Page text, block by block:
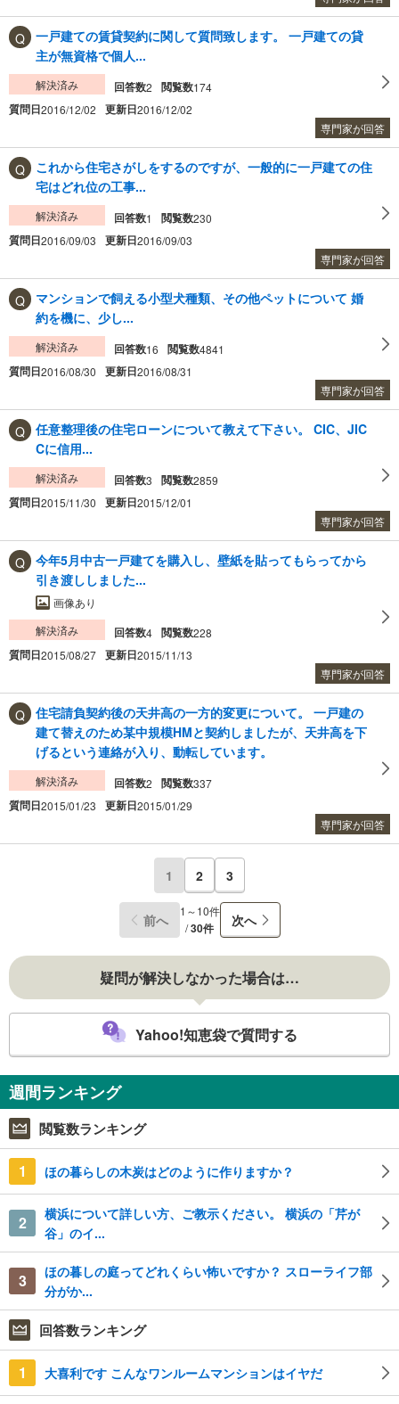
一戸建ての賃貸契約に関して質問致します。 一戸建ての貸
主が無資格で個人...
解決済み 回答数2 閲覧数174
質問日2016/12/02 更新日2016/12/02
専門家が回答
これから住宅さがしをするのですが、一般的に一戸建ての住
宅はどれ位の工事...
解決済み 回答数1 閲覧数230
質問日2016/09/03 更新日2016/09/03
専門家が回答
マンションで飼える小型犬種類、その他ペットについて 婚
約を機に、少し...
解決済み 回答数16 閲覧数4841
質問日2016/08/30 更新日2016/08/31
専門家が回答
任意整理後の住宅ローンについて教えて下さい。 CIC、JIC
Cに信用...
解決済み 回答数3 閲覧数2859
質問日2015/11/30 更新日2015/12/01
専門家が回答
今年5月中古一戸建てを購入し、壁紙を貼ってもらってから
引き渡ししました...
画像あり
解決済み
回答数4 閲覧数228
質問日2015/08/27 更新日2015/11/13
専門家が回答
住宅請負契約後の天井高の一方的変更について。 一戸建の
建て替えのため某中規模HMと契約しましたが、天井高を下
げるという連絡が入り、動転しています。
解決済み 回答数2 閲覧数337
質問日2015/01/23 更新日2015/01/29
専門家が回答
1 2 3
前へ
1～10件
/30件 次へ
疑問が解決しなかった場合は…
Yahoo!知恵袋で質問する
週間ランキング
閲覧数ランキング
1 ほの暮らしの木炭はどのように作りますか？
2
横浜について詳しい方、ご教示ください。 横浜の「芹が
谷」のイ...
3
ほの暮しの庭ってどれくらい怖いですか？ スローライフ部
分がか...
回答数ランキング
1 大喜利です こんなワンルームマンションはイヤだ